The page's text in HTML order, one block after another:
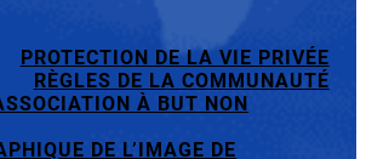
PROTECTION DE LA VIE PRIVÉE
RÈGLES DE LA COMMUNAUTÉ
À BUT NON
DE L’IMAGE DE